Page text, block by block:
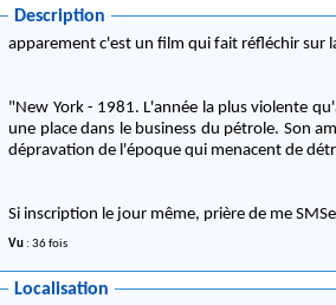
Description
apparement c'est un film qui fait réfléchir sur
"New York - 1981. L'année la plus violente
une place dans le business du pétrole. Son
dépravation de l'époque qui menacent de
Si inscription le jour même, prière de me
Vu : 36 fois
Localisation